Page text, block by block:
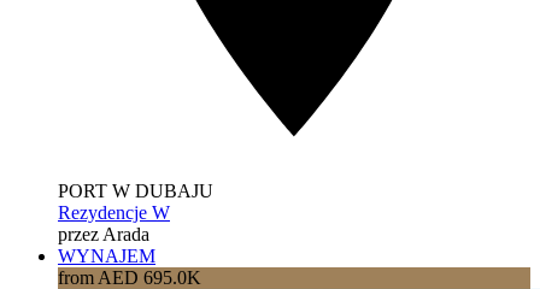
PORT W DUBAJU
Rezydencje W
przez Arada
WYNAJEM
from AED 695.0K